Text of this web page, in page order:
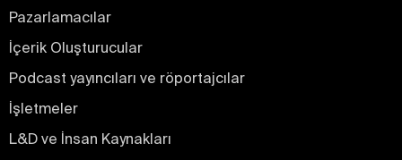
Pazarlamacılar
İçerik Oluşturucular
Podcast yayıncıları ve röportajcılar
İşletmeler
L&D ve İnsan Kaynakları